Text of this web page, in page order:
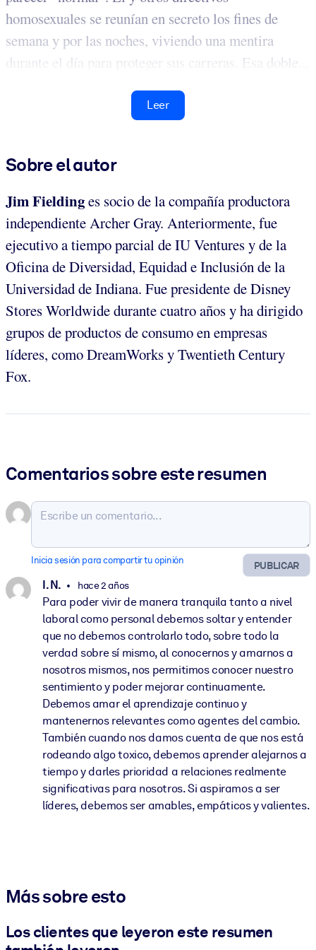
homosexuales se reunían en secreto los fines de
semana y por las noches, viviendo una mentira
durante el día para proteger sus carreras. Esa doble...
Leer
Sobre el autor
Jim Fieldinges socio de la compañía productora
independiente Archer Gray. Anteriormente, fue
ejecutivo a tiempo parcial de IU Ventures y de la
Oficina de Diversidad, Equidad e Inclusión de la
Universidad de Indiana. Fue presidente de Disney
Stores Worldwide durante cuatro años y ha dirigido
grupos de productos de consumo en empresas
líderes, como DreamWorks y Twentieth Century
Fox.
Comentarios sobre este resumen
PUBLICAR
Inicia sesión para compartir tu opinión
I. N. hace 2 años
Para poder vivir de manera tranquila tanto a nivel
laboral como personal debemos soltar y entender
que no debemos controlarlo todo, sobre todo la
verdad sobre sí mismo, al conocernos y amarnos a
nosotros mismos, nos permitimos conocer nuestro
sentimiento y poder mejorar continuamente.
Debemos amar el aprendizaje continuo y
mantenernos relevantes como agentes del cambio.
También cuando nos damos cuenta de que nos está
rodeando algo toxico, debemos aprender alejarnos a
tiempo y darles prioridad a relaciones realmente
significativas para nosotros. Si aspiramos a ser
líderes, debemos ser amables, empáticos y valientes.
Más sobre esto
Los clientes que leyeron este resumen